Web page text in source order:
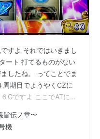
すよ それではいきまし
ート 打てるものがない
したね。 ってことでま
期目でようやくCZに
Gですよ ここでATに入
っちゃか決めちゃいま
っていないんですよね
皆伝ノ章〜
機